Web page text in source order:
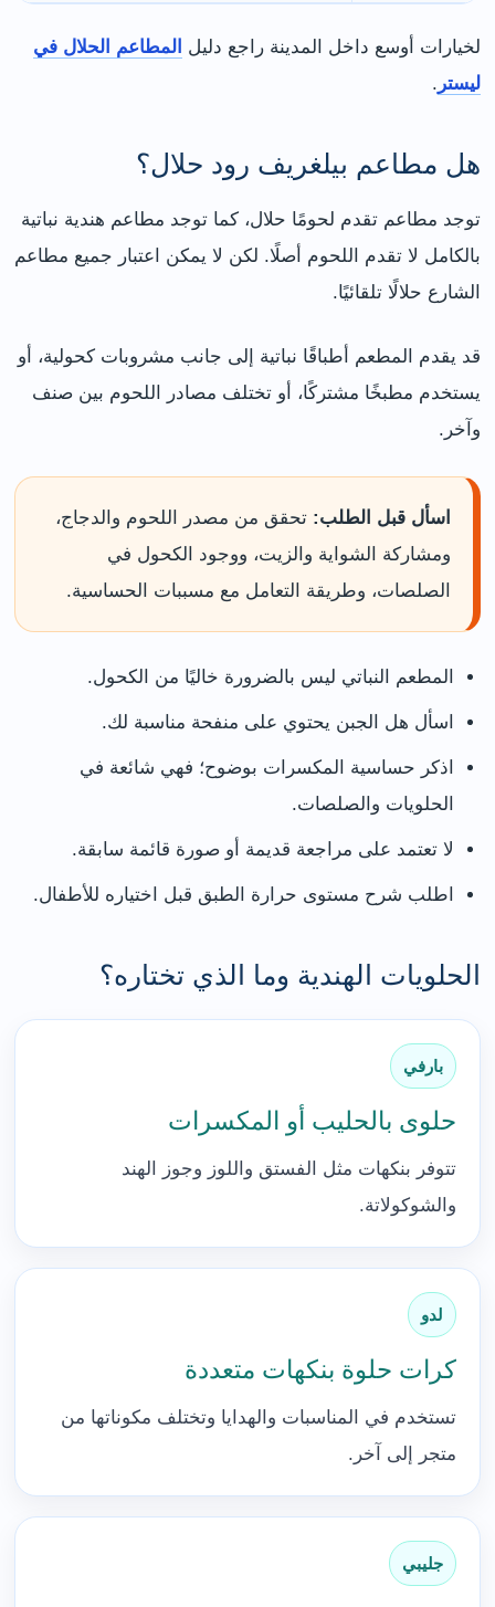
لخيارات أوسع داخل المدينة راجع دليل المطاعم الحلال في
ليستر .
هل مطاعم بيلغريف رود حلال؟
توجد مطاعم تقدم لحومًا حلال، كما توجد مطاعم هندية نباتية
بالكامل لا تقدم اللحوم أصلًا. لكن لا يمكن اعتبار جميع مطاعم
الشارع حلالًا تلقائيًا.
قد يقدم المطعم أطباقًا نباتية إلى جانب مشروبات كحولية، أو
يستخدم مطبخًا مشتركًا، أو تختلف مصادر اللحوم بين صنف
وآخر.
اسأل قبل الطلب: تحقق من مصدر اللحوم والدجاج،
ومشاركة الشواية والزيت، ووجود الكحول في
الصلصات، وطريقة التعامل مع مسببات الحساسية.
المطعم النباتي ليس بالضرورة خاليًا من الكحول.
اسأل هل الجبن يحتوي على منفحة مناسبة لك.
اذكر حساسية المكسرات بوضوح؛ فهي شائعة في
الحلويات والصلصات.
لا تعتمد على مراجعة قديمة أو صورة قائمة سابقة.
اطلب شرح مستوى حرارة الطبق قبل اختياره للأطفال.
الحلويات الهندية وما الذي تختاره؟
بارفي
حلوى بالحليب أو المكسرات
تتوفر بنكهات مثل الفستق واللوز وجوز الهند
والشوكولاتة.
لدو
كرات حلوة بنكهات متعددة
تستخدم في المناسبات والهدايا وتختلف مكوناتها من
متجر إلى آخر.
جليبي